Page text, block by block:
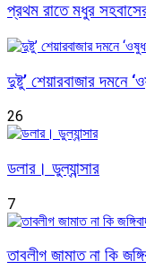
প্রথম রাতে মধুর
দুষ্টু’ শেয়ারবাজার দমনে
26
ডলার। ডুল্যান্সার
7
তাবলীগ জামাত না কি